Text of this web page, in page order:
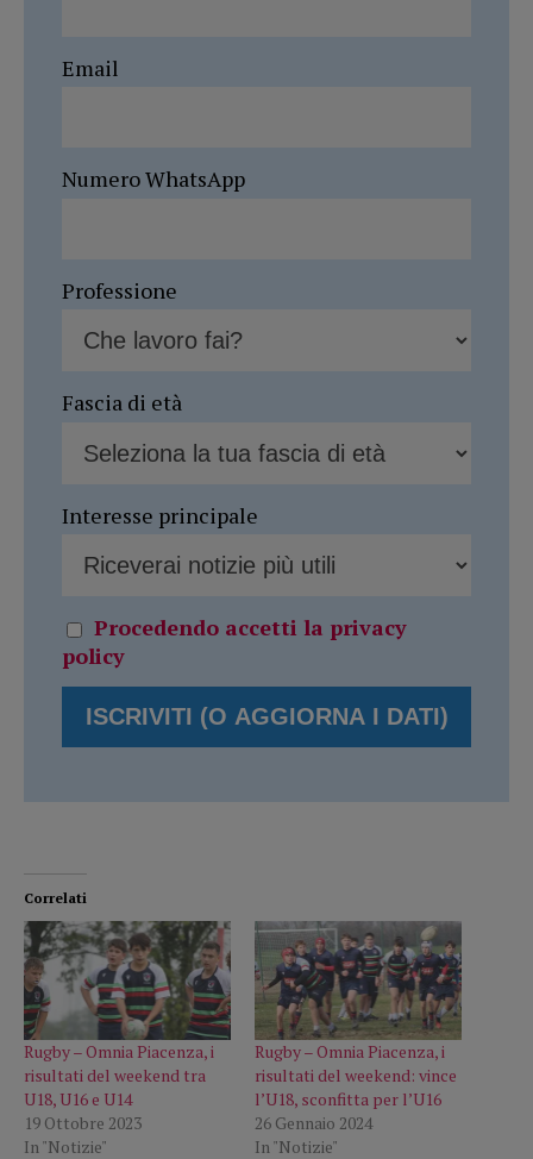
Email
Numero WhatsApp
Professione
Fascia di età
Interesse principale
Procedendo accetti la privacy
policy
Correlati
Rugby – Omnia Piacenza, i
risultati del weekend tra
U18, U16 e U14
19 Ottobre 2023
In "Notizie"
Rugby – Omnia Piacenza, i
risultati del weekend: vince
l’U18, sconfitta per l’U16
26 Gennaio 2024
In "Notizie"